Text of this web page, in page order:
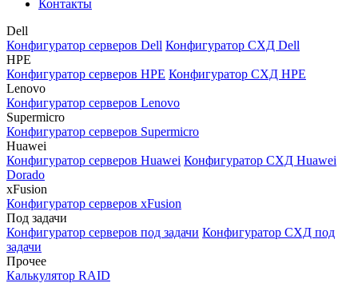
Контакты
Dell
Конфигуратор серверов Dell Конфигуратор СХД Dell
HPE
Конфигуратор серверов HPE Конфигуратор СХД HPE
Lenovo
Конфигуратор серверов Lenovo
Supermicro
Конфигуратор серверов Supermicro
Huawei
Конфигуратор серверов Huawei Конфигуратор СХД Huawei
Dorado
xFusion
Конфигуратор серверов xFusion
Под задачи
Конфигуратор серверов под задачи Конфигуратор СХД под
задачи
Прочее
Калькулятор RAID